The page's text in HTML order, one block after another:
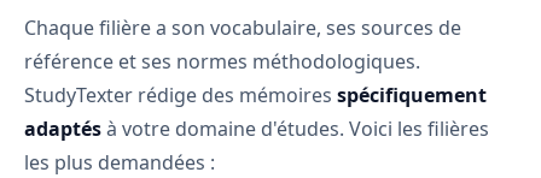
Chaque filière a son vocabulaire, ses sources de
référence et ses normes méthodologiques.
StudyTexter rédige des mémoires spécifiquement
adaptésà votre domaine d'études. Voici les filières
les plus demandées :